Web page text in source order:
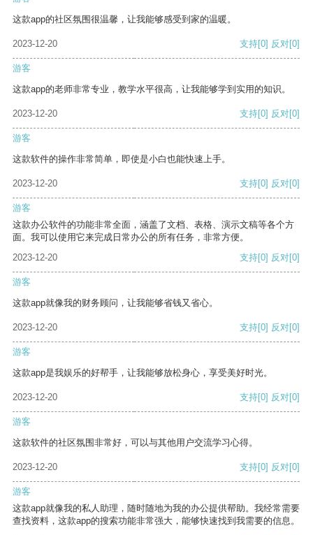
这款app的社区氛围很温馨，让我能够感受到家的温暖。
2023-12-20 支持[0] 反对[0]
游客
这款app的老师非常专业，教学水平很高，让我能够学到实用的知识。
2023-12-20 支持[0] 反对[0]
游客
这款软件的操作非常简单，即使是小白也能快速上手。
2023-12-20 支持[0] 反对[0]
游客
这款办公软件的功能非常全面，涵盖了文档、表格、演示文稿等各个方
面。我可以使用它来完成日常办公的所有任务，非常方便。
2023-12-20
支持[0] 反对[0]
游客
这款app就像我的财务顾问，让我能够省钱又省心。
2023-12-20 支持[0] 反对[0]
游客
这款app是我娱乐的好帮手，让我能够放松身心，享受美好时光。
2023-12-20 支持[0] 反对[0]
游客
这款软件的社区氛围非常好，可以与其他用户交流学习心得。
2023-12-20 支持[0] 反对[0]
游客
这款app就像我的私人助理，随时随地为我的办公提供帮助。我经常需要
查找资料，这款app的搜索功能非常强大，能够快速找到我需要的信息。